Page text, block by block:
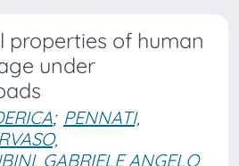
properties of human
under
; PENNATI,
GABRIELE ANGELO